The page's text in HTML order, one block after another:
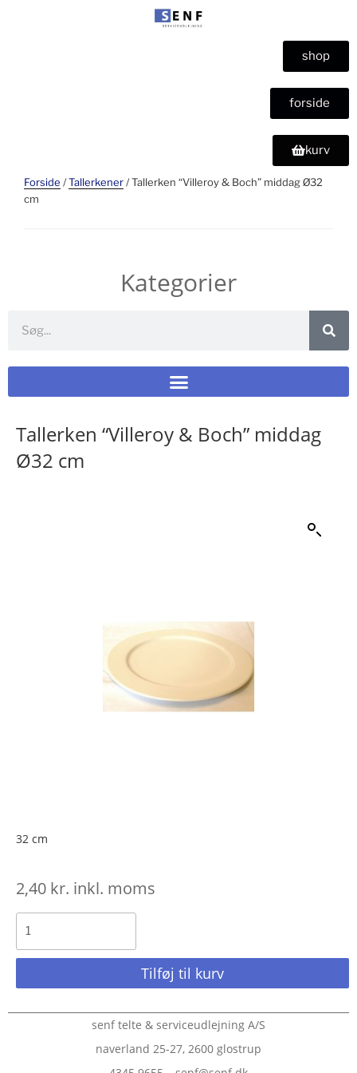
shop
forside
kurv
Forside /Tallerkener/ Tallerken “Villeroy & Boch” middag Ø32
cm
Kategorier
Tallerken “Villeroy & Boch” middag
Ø32 cm
32 cm
2,40 kr. inkl. moms
Tilføj til kurv
senf telte & serviceudlejning A/S
naverland 25-27, 2600 glostrup